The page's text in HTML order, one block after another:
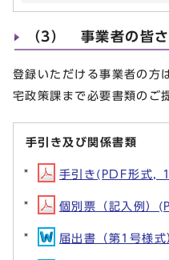
（3） 事業者の皆
登録いただける事業者の方
宅政策課まで必要書類のご
手引き及び関係書類
手引き(PDF形式,
個別票（記入例）
届出書（第1号様